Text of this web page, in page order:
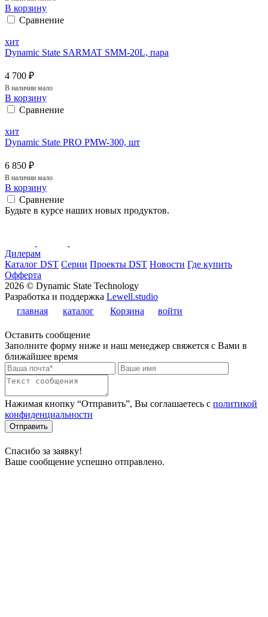
В корзину
Сравнение
хит
Dynamic State SARMAT SMM-20L, пара
4 700 ₽
В наличии мало
В корзину
Сравнение
хит
Dynamic State PRO PMW-300, шт
6 850 ₽
В наличии мало
В корзину
Сравнение
Будьте в курсе наших новых продуктов.
Дилерам
Каталог DST Серии Проекты DST Новости Где купить
Офферта
2026 © Dynamic State Technology
Разработка и поддержка Lewell.studio
главная
каталог Корзина войти
Оставить сообщение
Заполните форму ниже и наш менеджер свяжется с Вами в
ближайшее время
Нажимая кнопку “Отправить”, Вы соглашаетесь с политикой
конфиденциальности
Отправить
Спасибо за заявку!
Ваше сообщение успешно отправлено.